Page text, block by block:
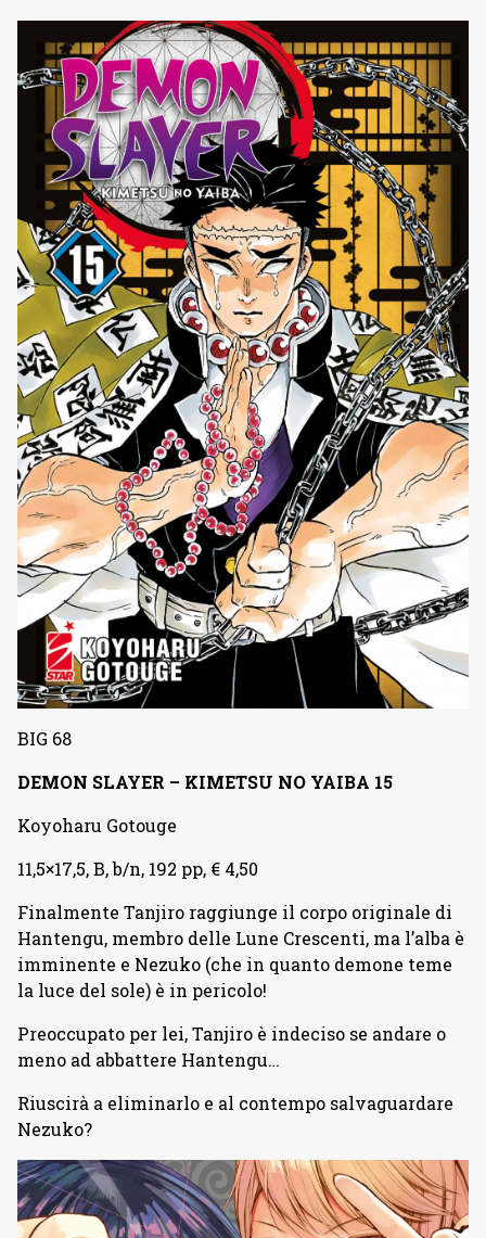
BIG 68
DEMON SLAYER – KIMETSU NO YAIBA 15
Koyoharu Gotouge
11,5×17,5, B, b/n, 192 pp, € 4,50
Finalmente Tanjiro raggiunge il corpo originale di
Hantengu, membro delle Lune Crescenti, ma l’alba è
imminente e Nezuko (che in quanto demone teme
la luce del sole) è in pericolo!
Preoccupato per lei, Tanjiro è indeciso se andare o
meno ad abbattere Hantengu…
Riuscirà a eliminarlo e al contempo salvaguardare
Nezuko?